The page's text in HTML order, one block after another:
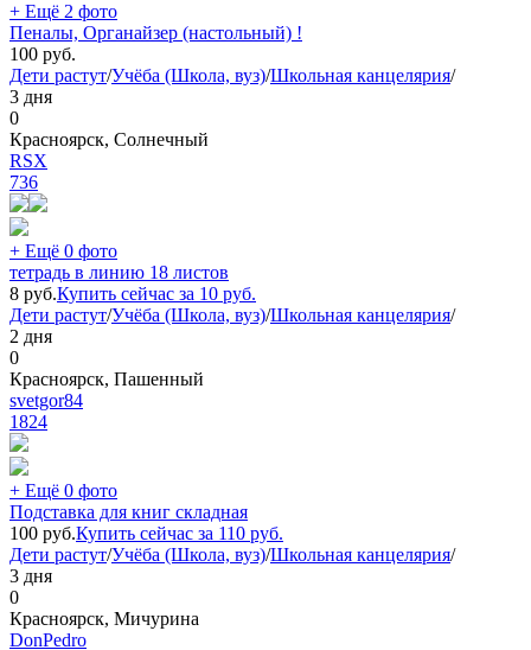
+ Ещё 2 фото
Пеналы, Органайзер (настольный) !
100 руб.
Дети растут/Учёба (Школа, вуз)/Школьная канцелярия/
3 дня
0
Красноярск, Солнечный
RSX
736
+ Ещё 0 фото
тетрадь в линию 18 листов
8 руб.Купить сейчас за 10 руб.
Дети растут/Учёба (Школа, вуз)/Школьная канцелярия/
2 дня
0
Красноярск, Пашенный
svetgor84
1824
+ Ещё 0 фото
Подставка для книг складная
100 руб.Купить сейчас за 110 руб.
Дети растут/Учёба (Школа, вуз)/Школьная канцелярия/
3 дня
0
Красноярск, Мичурина
DonPedro